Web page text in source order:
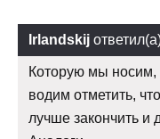
Irlandskij
Которую мы
водим отметить,
лучше закончить и